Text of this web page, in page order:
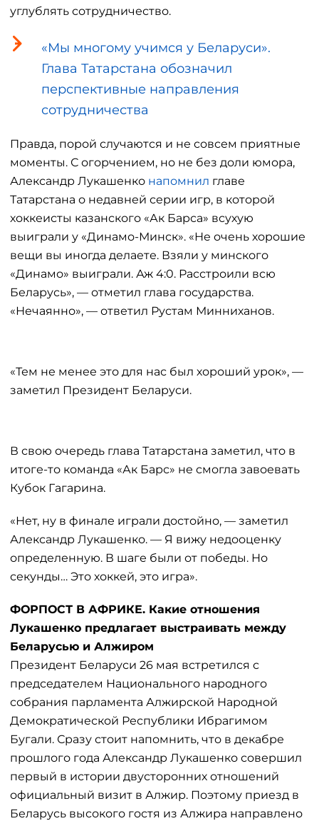
углублять сотрудничество.
«Мы многому учимся у Беларуси».
Глава Татарстана обозначил
перспективные направления
сотрудничества
Правда, порой случаются и не совсем приятные
моменты. С огорчением, но не без доли юмора,
Александр Лукашенко напомнил главе
Татарстана о недавней серии игр, в которой
хоккеисты казанского «Ак Барса» всухую
выиграли у «Динамо-Минск». «Не очень хорошие
вещи вы иногда делаете. Взяли у минского
«Динамо» выиграли. Аж 4:0. Расстроили всю
Беларусь», — отметил глава государства.
«Нечаянно», — ответил Рустам Минниханов.
«Тем не менее это для нас был хороший урок», —
заметил Президент Беларуси.
В свою очередь глава Татарстана заметил, что в
итоге-то команда «Ак Барс» не смогла завоевать
Кубок Гагарина.
«Нет, ну в финале играли достойно, — заметил
Александр Лукашенко. — Я вижу недооценку
определенную. В шаге были от победы. Но
секунды… Это хоккей, это игра».
ФОРПОСТ В АФРИКЕ. Какие отношения
Лукашенко предлагает выстраивать между
Беларусью и Алжиром
Президент Беларуси 26 мая встретился с
председателем Национального народного
собрания парламента Алжирской Народной
Демократической Республики Ибрагимом
Бугали. Сразу стоит напомнить, что в декабре
прошлого года Александр Лукашенко совершил
первый в истории двусторонних отношений
официальный визит в Алжир. Поэтому приезд в
Беларусь высокого гостя из Алжира направлено